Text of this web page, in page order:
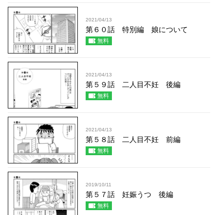
2021/04/13
第６０話 特別編 娘について
無料
2021/04/13
第５９話 二人目不妊 後編
無料
2021/04/13
第５８話 二人目不妊 前編
無料
2019/10/11
第５７話 妊娠うつ 後編
無料